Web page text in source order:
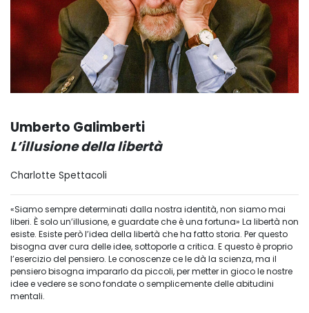
Umberto Galimberti
L’illusione della libertà
Charlotte Spettacoli
«Siamo sempre determinati dalla nostra identità, non siamo mai
liberi. È solo un’illusione, e guardate che è una fortuna» La libertà non
esiste. Esiste però l’idea della libertà che ha fatto storia. Per questo
bisogna aver cura delle idee, sottoporle a critica. E questo è proprio
l’esercizio del pensiero. Le conoscenze ce le dà la scienza, ma il
pensiero bisogna impararlo da piccoli, per metter in gioco le nostre
idee e vedere se sono fondate o semplicemente delle abitudini
mentali.